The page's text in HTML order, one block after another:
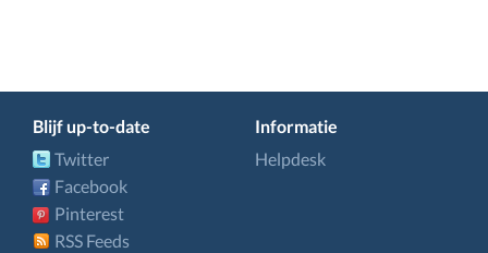
Blijf up-to-date
Twitter
Facebook
Pinterest
RSS Feeds
Informatie
Helpdesk